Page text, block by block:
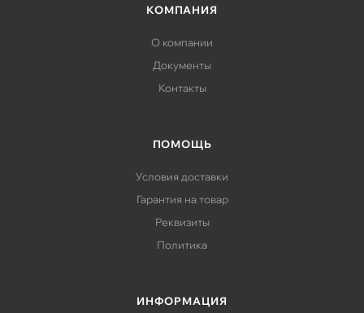
КОМПАНИЯ
О компании
Документы
Контакты
ПОМОЩЬ
Условия доставки
Гарантия на товар
Реквизиты
Политика
ИНФОРМАЦИЯ